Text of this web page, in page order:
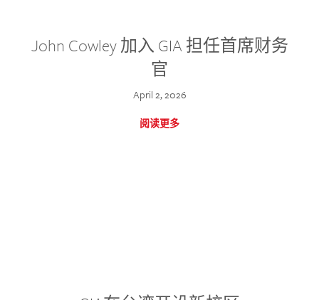
John Cowley 加入 GIA 担任首席财务
官
April 2, 2026
阅读更多